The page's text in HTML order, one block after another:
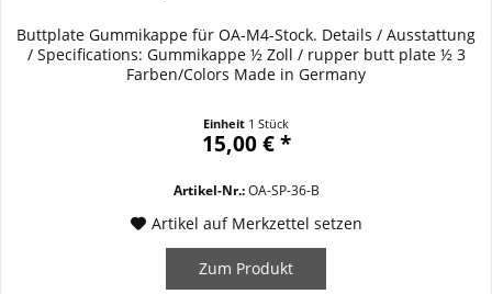
Buttplate Gummikappe für OA-M4-Stock. Details / Ausstattung
/ Specifications: Gummikappe ½ Zoll / rupper butt plate ½ 3
Farben/Colors Made in Germany
Einheit 1 Stück
15,00 € *
Artikel-Nr.:OA-SP-36-B
Artikel auf Merkzettel setzen
Zum Produkt